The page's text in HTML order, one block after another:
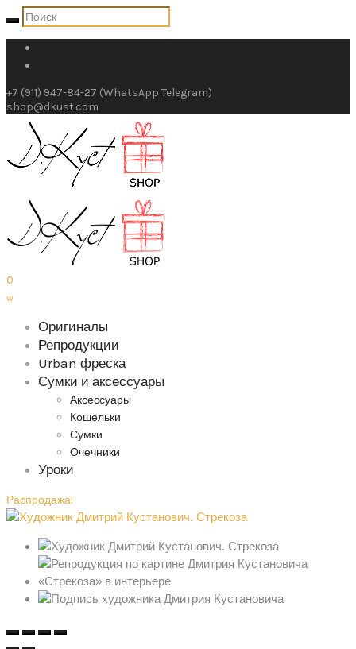
+7 (911) 947-84-27 (WhatsApp Telegram)
shop@dkust.com
0
w
Оригиналы
Репродукции
Urban фреска
Сумки и аксессуары
Аксессуары
Кошельки
Сумки
Очечники
Уроки
Распродажа!